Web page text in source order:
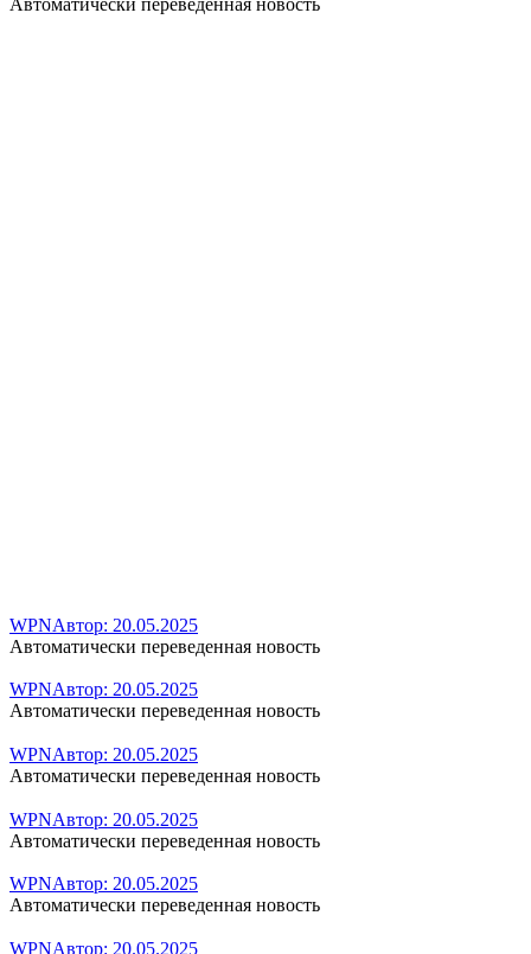
WPNАвтор: 20.05.2025
Автоматически переведенная новость
WPNАвтор: 20.05.2025
Автоматически переведенная новость
WPNАвтор: 20.05.2025
Автоматически переведенная новость
WPNАвтор: 20.05.2025
Автоматически переведенная новость
WPNАвтор: 20.05.2025
Автоматически переведенная новость
WPNАвтор: 20.05.2025